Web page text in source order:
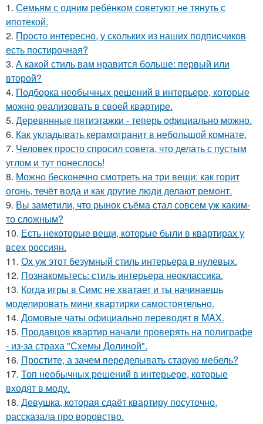
1. Семьям с одним ребёнком советуют не тянуть с
ипотекой.
2. Просто интересно, у скольких из наших подписчиков
есть постирочная?
3. А какой стиль вам нравится больше: первый или
второй?
4. Подборка необычных решений в интерьере, которые
можно реализовать в своей квартире.
5. Деревянные пятиэтажки - теперь официально можно.
6. Как укладывать керамогранит в небольшой комнате.
7. Человек просто спросил совета, что делать с пустым
углом и тут понеслось!
8. Можно бесконечно смотреть на три вещи: как горит
огонь, течёт вода и как другие люди делают ремонт.
9. Вы заметили, что рынок съёма стал совсем уж каким-
то сложным?
10. Есть некоторые вещи, которые были в квартирах у
всех россиян.
11. Ох уж этот безумный стиль интерьера в нулевых.
12. Познакомьтесь: стиль интерьера неоклассика.
13. Когда игры в Симс не хватает и ты начинаешь
моделировать мини квартирки самостоятельно.
14. Домовые чаты официально переводят в MAX.
15. Продавцов квартир начали проверять на полиграфе
- из-за страха "Схемы Долиной".
16. Простите, а зачем переделывать старую мебель?
17. Топ необычных решений в интерьере, которые
входят в моду.
18. Девушка, которая сдаёт квартиру посуточно,
рассказала про воровство.